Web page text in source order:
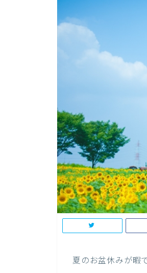
夏のお盆休みが暇